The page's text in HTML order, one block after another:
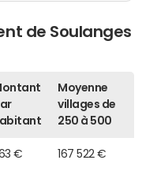
de Soulanges
Moyenne
villages de
250 à 500
€ 167 522 €